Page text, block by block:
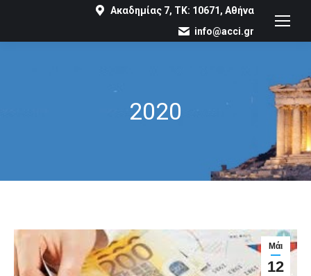
Ακαδημίας 7, ΤΚ: 10671, Αθήνα
info@acci.gr
2020
You are here:
Μάι
12